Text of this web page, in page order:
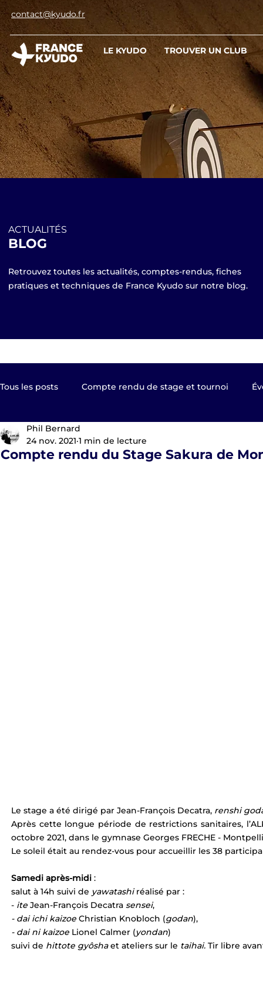
contact@kyudo.fr
LE KYUDO TROUVER UN CLUB
ACTUALITÉS
BLOG
Retrouvez toutes les actualités, comptes-rendus, fiches
pratiques et techniques de France Kyudo sur notre blog.
Tous les posts Compte rendu de stage et tournoi
Kyudo TV
Compte rendu du Stage Sakura de
Phil Bernard
24 nov. 2021 1 min de lecture
Le stage a été dirigé par Jean-François Decatra, renshi
Après cette longue période de restrictions sanitaires,
octobre 2021, dans le gymnase Georges FRECHE -
Le soleil était au rendez-vous pour accueillir les 38
Samedi après-midi :
salut à 14h suivi de yawatashi réalisé par :
- ite Jean-François Decatra sensei,
- dai ichi kaizoe Christian Knobloch (godan),
- dai ni kaizoe Lionel Calmer (yondan)
suivi de hittote gyôsha et ateliers sur le taihai. Tir libre